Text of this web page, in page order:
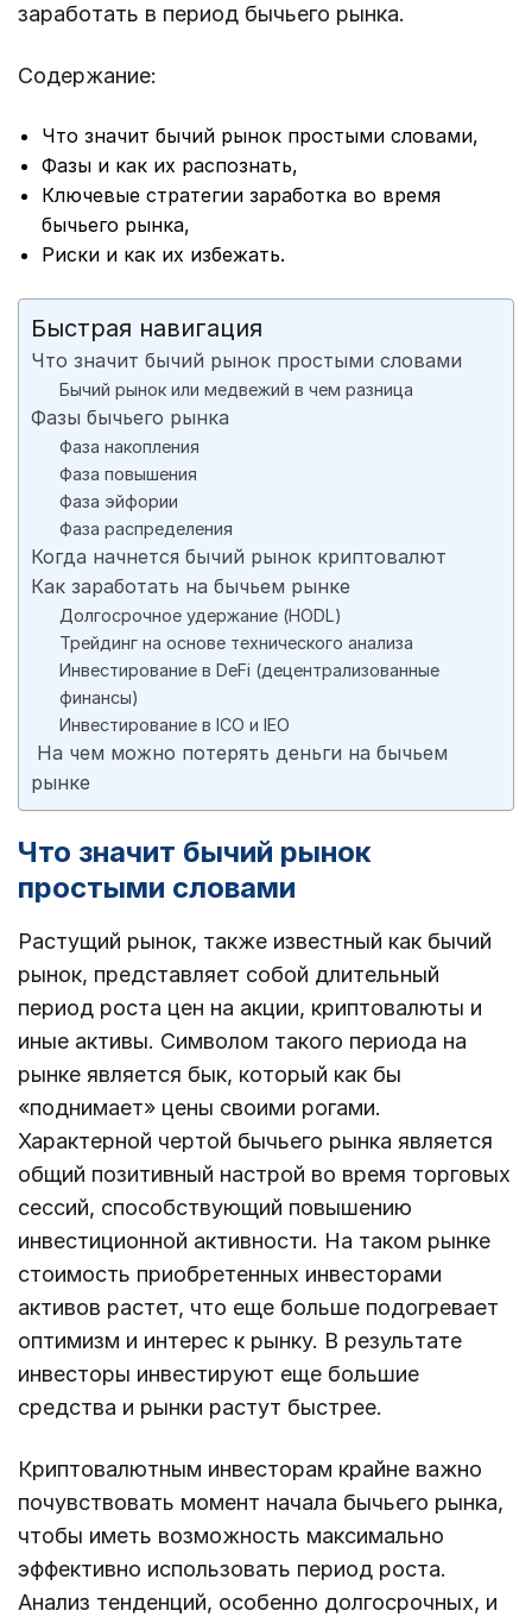
заработать в период бычьего рынка.
Содержание:
Что значит бычий рынок простыми словами,
Фазы и как их распознать,
Ключевые стратегии заработка во время
бычьего рынка,
Риски и как их избежать.
Быстрая навигация
Что значит бычий рынок простыми словами
Бычий рынок или медвежий в чем разница
Фазы бычьего рынка
Фаза накопления
Фаза повышения
Фаза эйфории
Фаза распределения
Когда начнется бычий рынок криптовалют
Как заработать на бычьем рынке
Долгосрочное удержание (HODL)
Трейдинг на основе технического анализа
Инвестирование в DeFi (децентрализованные
финансы)
Инвестирование в ICO и IEO
На чем можно потерять деньги на бычьем
рынке
Что значит бычий рынок
простыми словами
Растущий рынок, также известный как бычий
рынок, представляет собой длительный
период роста цен на акции, криптовалюты и
иные активы. Символом такого периода на
рынке является бык, который как бы
«поднимает» цены своими рогами.
Характерной чертой бычьего рынка является
общий позитивный настрой во время торговых
сессий, способствующий повышению
инвестиционной активности. На таком рынке
стоимость приобретенных инвесторами
активов растет, что еще больше подогревает
оптимизм и интерес к рынку. В результате
инвесторы инвестируют еще большие
средства и рынки растут быстрее.
Криптовалютным инвесторам крайне важно
почувствовать момент начала бычьего рынка,
чтобы иметь возможность максимально
эффективно использовать период роста.
Анализ тенденций, особенно долгосрочных, и